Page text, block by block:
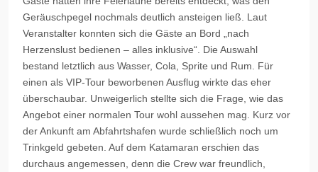
Geräuschpegel nochmals deutlich ansteigen ließ. Laut
Veranstalter konnten sich die Gäste an Bord „nach
Herzenslust bedienen – alles inklusive“. Die Auswahl
bestand letztlich aus Wasser, Cola, Sprite und Rum. Für
einen als VIP-Tour beworbenen Ausflug wirkte das eher
überschaubar. Unweigerlich stellte sich die Frage, wie das
Angebot einer normalen Tour wohl aussehen mag. Kurz vor
der Ankunft am Abfahrtshafen wurde schließlich noch um
Trinkgeld gebeten. Auf dem Katamaran erschien das
durchaus angemessen, denn die Crew war freundlich,